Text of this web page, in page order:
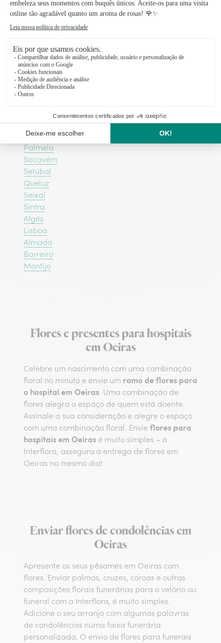
Algueirão - Mem Martins
São Domingos de Rana
Linda-a-Velha
Paço de Arcos
Porto Salvo
Alenquer
Amadora
Cascais
Estoril
Palmela
Sacavém
Setúbal
Queluz
Seixal
Sintra
Algés
Lisboa
Almada
Barreiro
Montijo
Flores e presentes para hospitais
em Oeiras
Celebre um nascimento com uma combinação
floral no minuto e envie um ramo de flores para
o hospital em Oeiras. Uma combinação de
flores alegra o espaço de quem está doente.
Assinale a sua consideração e alegre o espaço
com uma combinação floral. Envie flores para
hospitais em Oeiras é muito simples – a
Interflora, assegura a entrega de flores em
Oeiras no mesmo dia!
Enviar flores de condolências em
Oeiras
Apresente os seus pêsames em Oeiras com
flores. Enviar palmas, cruzes, coroas e outras
composições florais funerárias para o velório ou
funeral com a Interflora, é muito simples.
Adicione o seu arranjo com algumas palavras
de condolências numa faixa funerária
personalizada. O envio de flores para funerais